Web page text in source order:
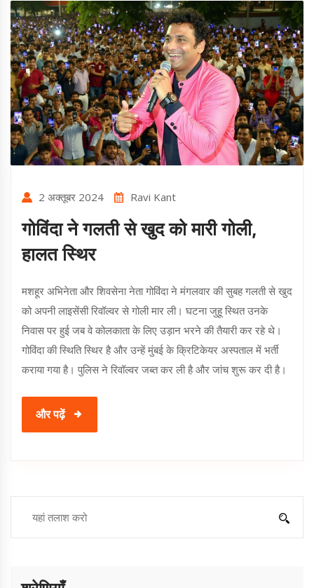
2 अक्तूबर 2024 Ravi Kant
गोविंदा ने गलती से खुद को मारी गोली,
हालत स्थिर
मशहूर अभिनेता और शिवसेना नेता गोविंदा ने मंगलवार की सुबह गलती से खुद
को अपनी लाइसेंसी रिवॉल्वर से गोली मार ली। घटना जुहू स्थित उनके
निवास पर हुई जब वे कोलकाता के लिए उड़ान भरने की तैयारी कर रहे थे।
गोविंदा की स्थिति स्थिर है और उन्हें मुंबई के क्रिटिकेयर अस्पताल में भर्ती
कराया गया है। पुलिस ने रिवॉल्वर जब्त कर ली है और जांच शुरू कर दी है।
और पढ़ें